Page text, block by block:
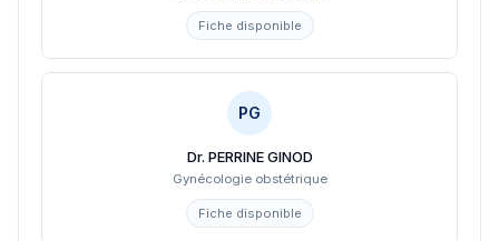
Fiche disponible
PG
Dr. PERRINE GINOD
Gynécologie obstétrique
Fiche disponible